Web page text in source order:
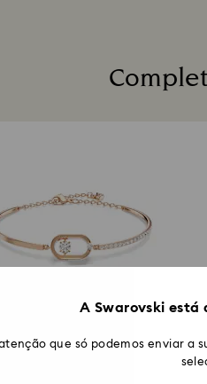
A Swarovski está
atenção que só podemos enviar a